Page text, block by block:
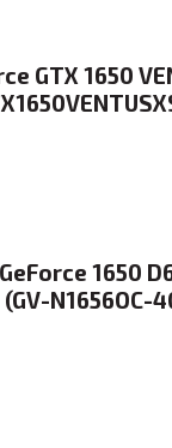
GTX 1650
1650
(GV-N1656OC-